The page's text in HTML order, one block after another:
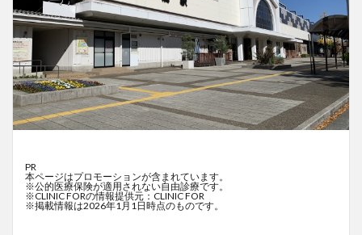
PR
本ページはプロモーションが含まれています。
※公的医療保険が適用されない自由診療です。
※CLINIC FORの情報提供元：CLINIC FOR
※掲載情報は2026年1月1日時点のものです。